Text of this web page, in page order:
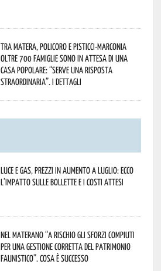
Tra Matera, Policoro e Pisticci-Marconia
oltre 700 famiglie sono in attesa di una
casa popolare: “serve una risposta
straordinaria”. I dettagli
Luce e gas, prezzi in aumento a luglio: ecco
l’impatto sulle bollette e i costi attesi
Nel materano “a rischio gli sforzi compiuti
per una gestione corretta del patrimonio
faunistico”. Cosa è successo